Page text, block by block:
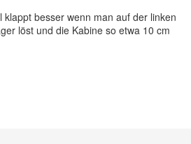
besser wenn man auf der linken
löst und die Kabine so etwa 10 cm